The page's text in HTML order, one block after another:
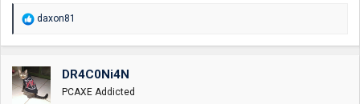
R
a
o
v
a
daxon81
DR4C0Ni4N
PCAXE Addicted